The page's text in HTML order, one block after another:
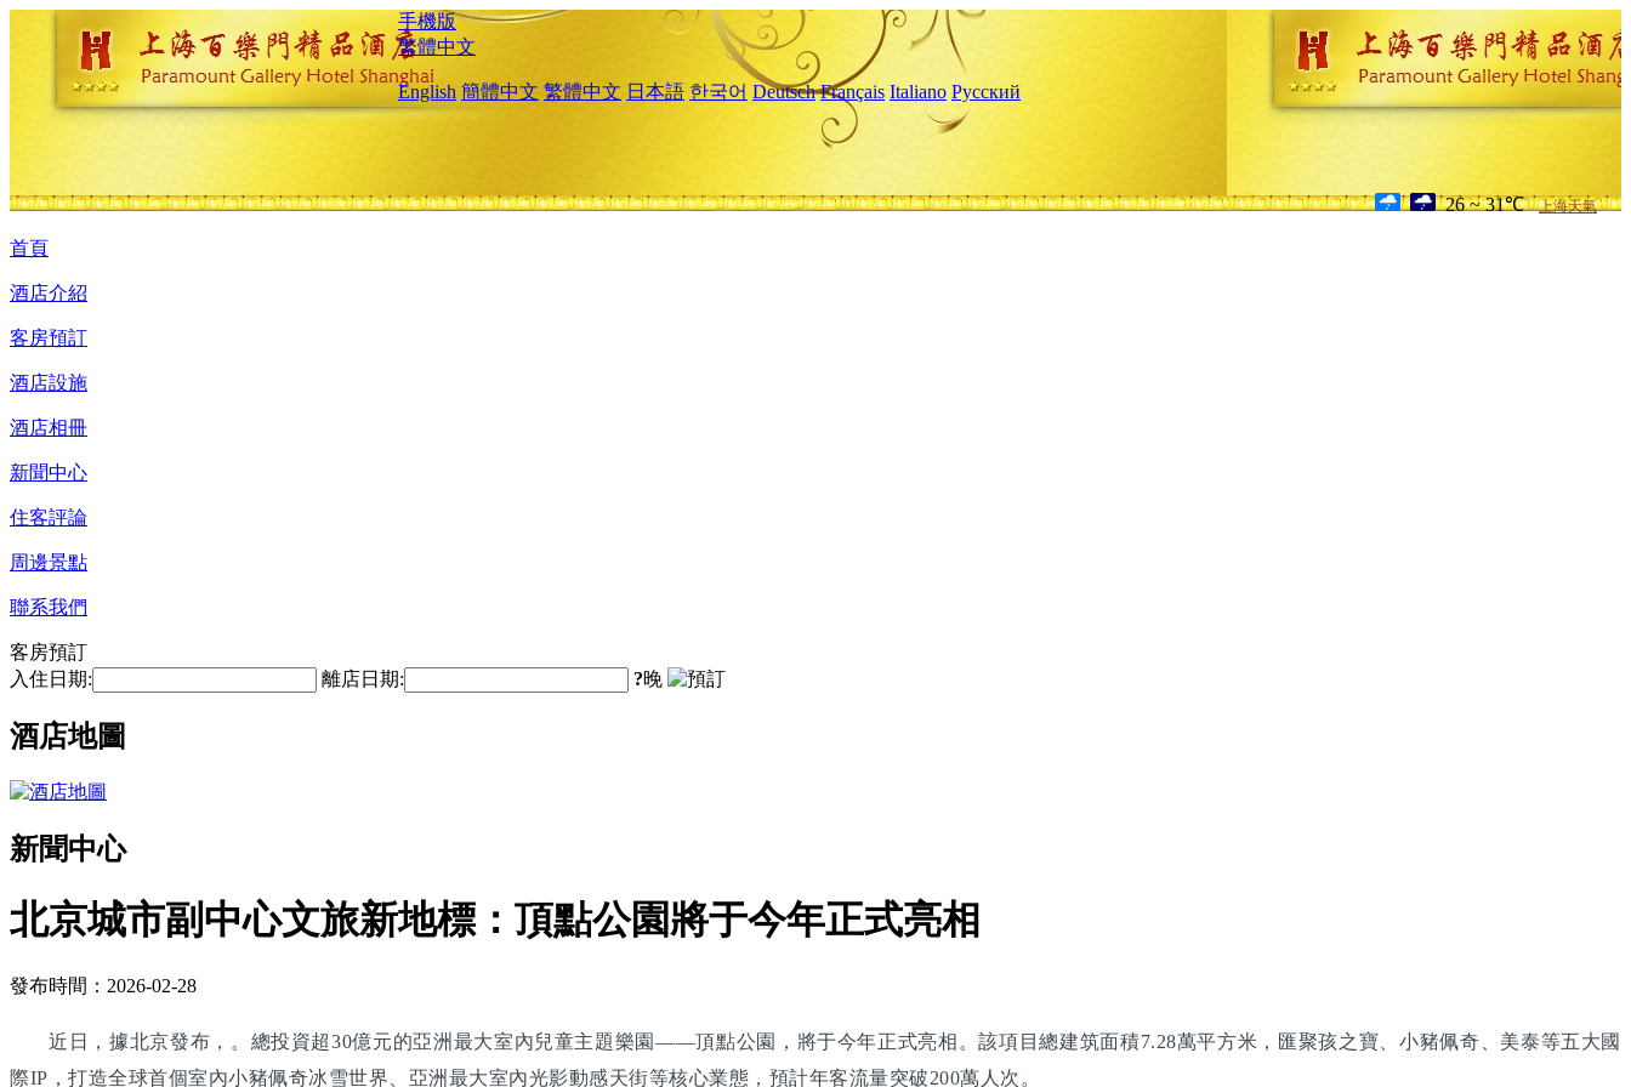
手機版
繁體中文
English 簡體中文 繁體中文 日本語 한국어 Deutsch Français Italiano Русский
26 ~ 31℃ 上海天氣
首頁
酒店介紹
客房預訂
酒店設施
酒店相冊
新聞中心
住客評論
周邊景點
聯系我們
客房預訂
入住日期:
離店日期: ?晚
酒店地圖
新聞中心
北京城市副中心文旅新地標：頂點公園將于今年正式亮相
發布時間：2026-02-28
近日，據北京發布，。總投資超30億元的亞洲最大室內兒童主題樂園——頂點公園，將于今年正式亮相。該項目總建筑面積7.28萬平方米，匯聚孩之寶、小豬佩奇、美泰等五大國
際IP，打造全球首個室內小豬佩奇冰雪世界、亞洲最大室內光影動感天街等核心業態，預計年客流量突破200萬人次。